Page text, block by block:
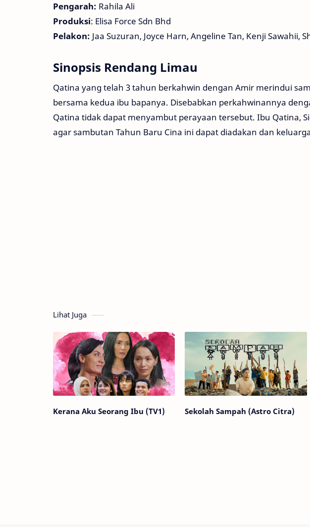
Pengarah: Rahila Ali
Produksi: Elisa Force Sdn Bhd
Pelakon: Jaa Suzuran, Joyce Harn, Angeline Tan, Kenji Sawahii,
Sinopsis Rendang Limau
Qatina yang telah 3 tahun berkahwin dengan Amir merindui
bersama kedua ibu bapanya. Disebabkan perkahwinannya
Qatina tidak dapat menyambut perayaan tersebut. Ibu Qatina,
agar sambutan Tahun Baru Cina ini dapat diadakan dan
Lihat Juga
Kerana Aku Seorang Ibu (TV1) Sekolah Sampah (Astro Citra)